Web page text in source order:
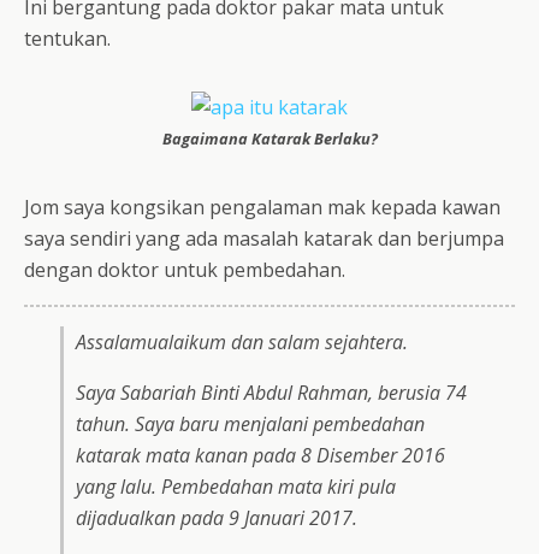
Ini bergantung pada doktor pakar mata untuk
tentukan.
Bagaimana Katarak Berlaku?
Jom saya kongsikan pengalaman mak kepada kawan
saya sendiri yang ada masalah katarak dan berjumpa
dengan doktor untuk pembedahan.
Assalamualaikum dan salam sejahtera.
Saya Sabariah Binti Abdul Rahman, berusia 74
tahun. Saya baru menjalani pembedahan
katarak mata kanan pada 8 Disember 2016
yang lalu. Pembedahan mata kiri pula
dijadualkan pada 9 Januari 2017.